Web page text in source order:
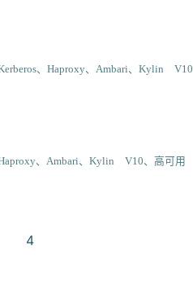
Haproxy Ambari Kylin V10
Ambari Kylin V10 高可用
4